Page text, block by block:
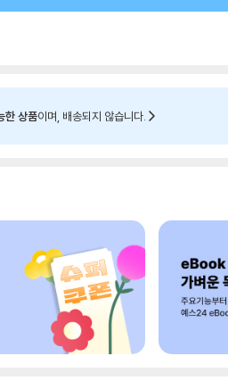
한 상품이며, 배송되지 않습니다.